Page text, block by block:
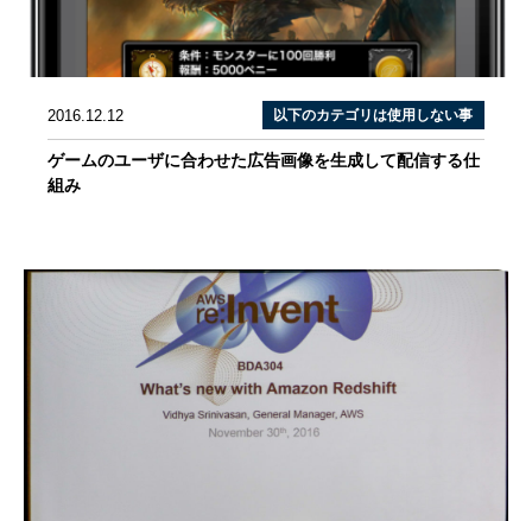
2016.12.12 以下のカテゴリは使用しない事
ゲームのユーザに合わせた広告画像を生成して配信する仕
組み